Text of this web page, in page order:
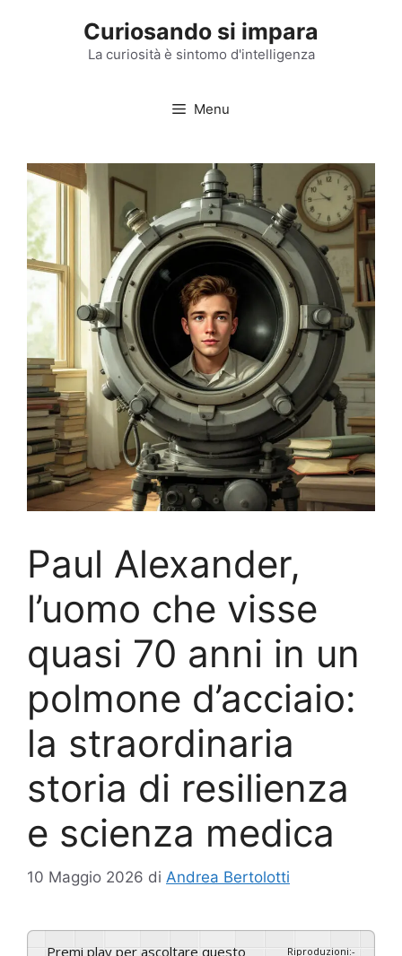
Curiosando si impara
La curiosità è sintomo d'intelligenza
Menu
Paul Alexander,
l’uomo che visse
quasi 70 anni in un
polmone d’acciaio:
la straordinaria
storia di resilienza
e scienza medica
10 Maggio 2026 di Andrea Bertolotti
Premi play per ascoltare questo
Riproduzioni:-